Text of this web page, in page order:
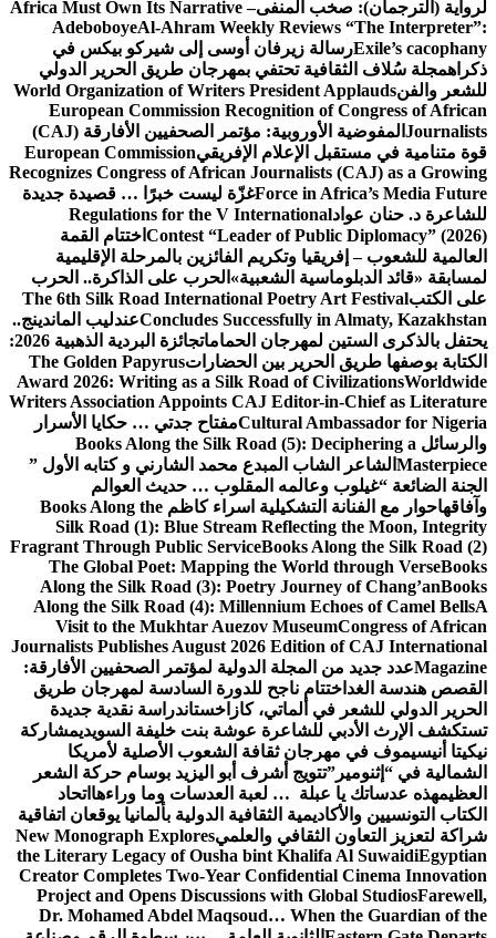
لرواية (الترجمان): صخب المنفىAfrica Must Own Its Narrative –
AdeboboyeAl-Ahram Weekly Reviews “The Interpreter”:
Exile’s cacophanyرسالة زيرفان أوسى إلى شيركو بيكس في
ذكراهمجلة سُلاف الثقافية تحتفي بمهرجان طريق الحرير الدولي
للشعر والفنWorld Organization of Writers President Applauds
European Commission Recognition of Congress of African
Journalists
المفوضية الأوروبية: مؤتمر الصحفيين الأفارقة (CAJ)
قوة متنامية في مستقبل الإعلام الإفريقيEuropean Commission
Recognizes Congress of African Journalists (CAJ) as a Growing
Force in Africa’s Media Futureغزّة ليست خبرًا … قصيدة جديدة
للشاعرة د. حنان عوادRegulations for the V International
Contest “Leader of Public Diplomacy” (2026) اختتام القمة
العالمية للشعوب – إفريقيا وتكريم الفائزين بالمرحلة الإقليمية
لمسابقة «قائد الدبلوماسية الشعبية» الحرب على الذاكرة.. الحرب
على الكتبThe 6th Silk Road International Poetry Art Festival
Concludes Successfully in Almaty, Kazakhstanعندليب الماندينج..
يحتفل بالذكرى الستين لمهرجان الحمامات
جائزة البردية الذهبية 2026:
الكتابة بوصفها طريق الحرير بين الحضاراتThe Golden Papyrus
Award 2026: Writing as a Silk Road of CivilizationsWorldwide
Writers Association Appoints CAJ Editor-in-Chief as Literature
Cultural Ambassador for Nigeriaمفتاح جدتي … حكايا الأسرار
والرسائل Books Along the Silk Road (5): Deciphering a
Masterpiece الشاعر الشاب المبدع محمد الشارني و كتابه الأول ”
الجنة الضائعة “غيلوب وعالمه المقلوب … حديث العوالم
وآفاقهاحوار مع الفنانة التشكيلية اسراء كاظم Books Along the
Silk Road (1): Blue Stream Reflecting the Moon, Integrity
Fragrant Through Public ServiceBooks Along the Silk Road (2)
The Global Poet: Mapping the World through VerseBooks
Along the Silk Road (3): Poetry Journey of Chang’anBooks
Along the Silk Road (4): Millennium Echoes of Camel BellsA
Visit to the Mukhtar Auezov MuseumCongress of African
Journalists Publishes August 2026 Edition of CAJ International
Magazineعدد جديد من المجلة الدولية لمؤتمر الصحفيين الأفارقة:
القصص هندسة الغد اختتام ناجح للدورة السادسة لمهرجان طريق
الحرير الدولي للشعر في ألماتي، كازاخستاندراسة نقدية جديدة
تستكشف الإرث الأدبي للشاعرة عوشة بنت خليفة السويديمشاركة
نيكيتا أنيسيموف في مهرجان ثقافة الشعوب الأصلية لأمريكا
الشمالية في “إثنومير”تتويج أشرف أبو اليزيد بوسام حركة الشعر
العظيمهذه عدساتك يا عبلة … لعبة العدسات وما وراءها اتحاد
الكتاب التونسيين والأكاديمية الثقافية الدولية بألمانيا يوقعان اتفاقية
شراكة لتعزيز التعاون الثقافي والعلميNew Monograph Explores
the Literary Legacy of Ousha bint Khalifa Al SuwaidiEgyptian
Creator Completes Two-Year Confidential Cinema Innovation
Project and Opens Discussions with Global StudiosFarewell,
Dr. Mohamed Abdel Maqsoud… When the Guardian of the